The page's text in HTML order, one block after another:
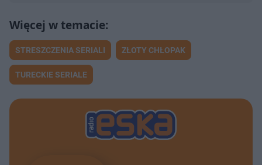
STRESZCZENIA SERIALI ZŁOTY CHŁOPAK
TURECKIE SERIALE